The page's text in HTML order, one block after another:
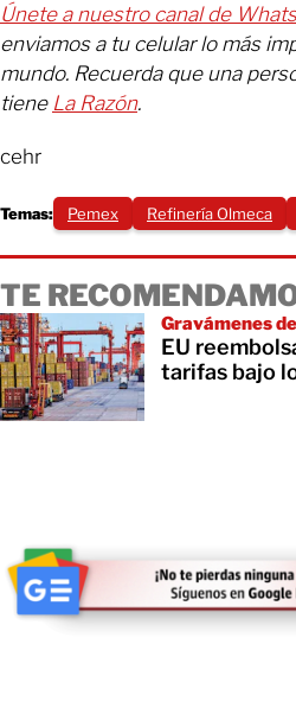
Únete a nuestro canal de
enviamos a tu celular lo más
mundo. Recuerda que una
tiene La Razón.
cehr
Temas: Pemex Refinería Olmeca
TE
Gravámenes
EU
tarifas bajo